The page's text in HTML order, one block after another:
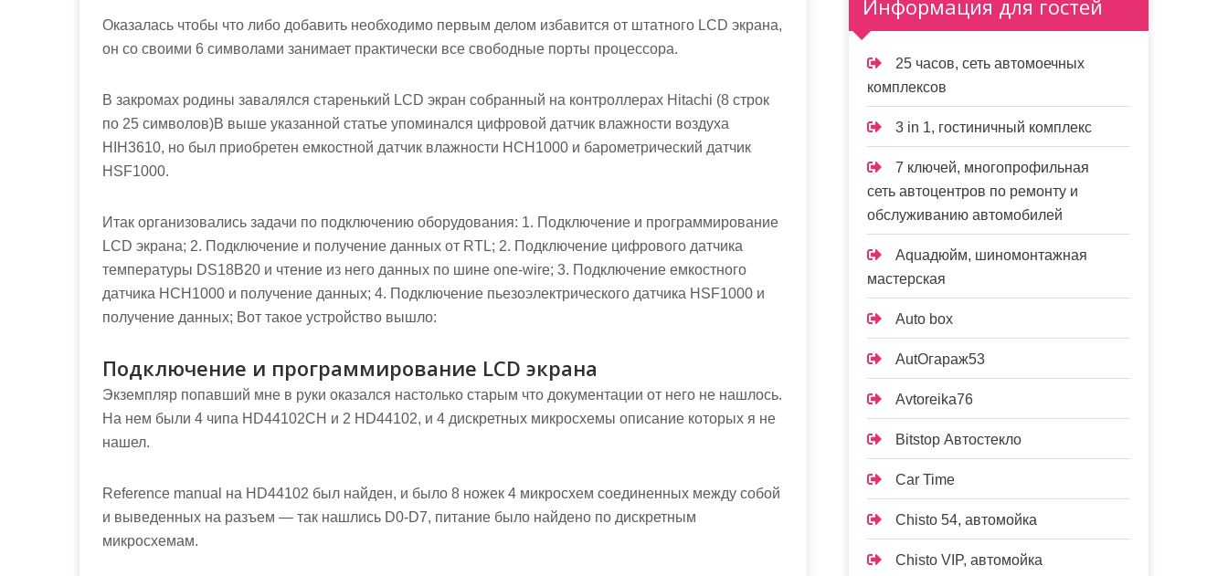
Оказалась чтобы что либо добавить необходимо первым делом избавится от штатного LCD экрана,
он со своими 6 символами занимает практически все свободные порты процессора.
В закромах родины завалялся старенький LCD экран собранный на контроллерах Hitachi (8 строк
по 25 символов)В выше указанной статье упоминался цифровой датчик влажности воздуха
HIH3610, но был приобретен емкостной датчик влажности HCH1000 и барометрический датчик
HSF1000.
Итак организовались задачи по подключению оборудования: 1. Подключение и программирование
LCD экрана; 2. Подключение и получение данных от RTL; 2. Подключение цифрового датчика
температуры DS18B20 и чтение из него данных по шине one-wire; 3. Подключение емкостного
датчика HCH1000 и получение данных; 4. Подключение пьезоэлектрического датчика HSF1000 и
получение данных; Вот такое устройство вышло:
Подключение и программирование LCD экрана
Экземпляр попавший мне в руки оказался настолько старым что документации от него не нашлось.
На нем были 4 чипа HD44102CH и 2 HD44102, и 4 дискретных микросхемы описание которых я не
нашел.
Reference manual на HD44102 был найден, и было 8 ножек 4 микросхем соединенных между собой
и выведенных на разъем — так нашлись D0-D7, питание было найдено по дискретным
микросхемам.
Информация для гостей
25 часов, сеть автомоечных
комплексов
3 in 1, гостиничный комплекс
7 ключей, многопрофильная
сеть автоцентров по ремонту и
обслуживанию автомобилей
Aquaдюйм, шиномонтажная
мастерская
Auto box
AutOгараж53
Avtoreika76
Bitstop Автостекло
Car Time
Chisto 54, автомойка
Chisto VIP, автомойка